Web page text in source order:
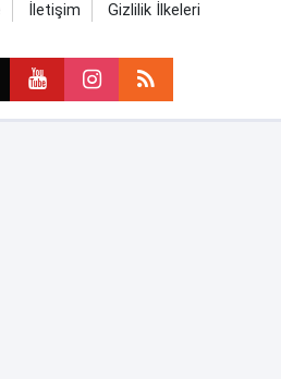
İletişim Gizlilik İlkeleri